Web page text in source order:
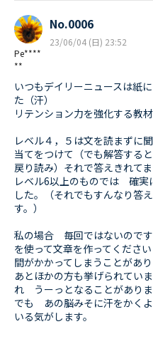
Pe****
**
No.0006
23/06/04 (日) 23:52
いつもデイリーニュースは紙
た（汗）
リテンション力を強化する教
レベル４，５は文を読まずに
当てをつけて（でも解答する
戻り読み）それで答えきれて
レベル6以上のものでは 確実
した。（それでもすんなり答
す。）
私の場合 毎回ではないので
を使って文章を作ってくだ
間がかかってしまうことがあり
あとほかの方も挙げられてい
れ うーっとなることがありま
でも あの脳みそに汗をかく
いる気がします。